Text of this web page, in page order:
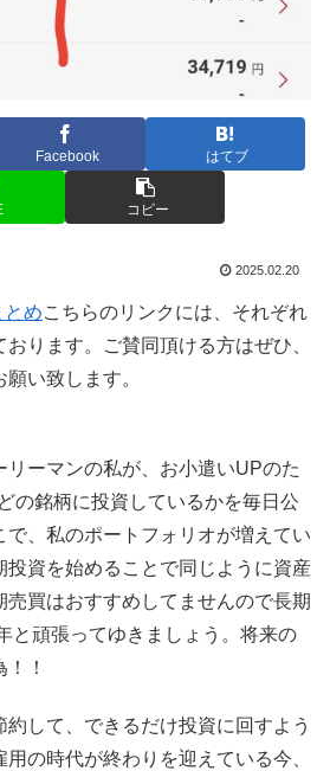
Facebook はてブ
コピー
2025.02.20
とめこちらのリンクには、それぞれ
ります。ご賛同頂ける方はぜひ、
い致します。
リーマンの私が、お小遣いUPのた
の銘柄に投資しているかを毎日公
で、私のポートフォリオが増えてい
投資を始めることで同じように資産
買はおすすめしてませんので長期
と頑張ってゆきましょう。将来の
！
して、できるだけ投資に回すよう
の時代が終わりを迎えている今、